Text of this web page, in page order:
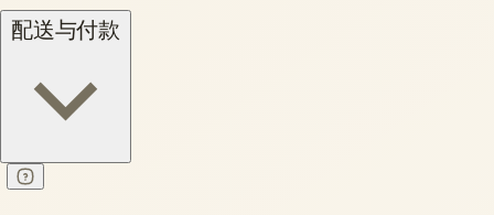
配送与付款